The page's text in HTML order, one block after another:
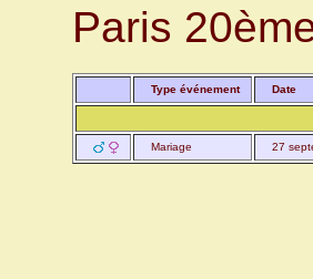
Paris
Type événement Date
Mariage 27